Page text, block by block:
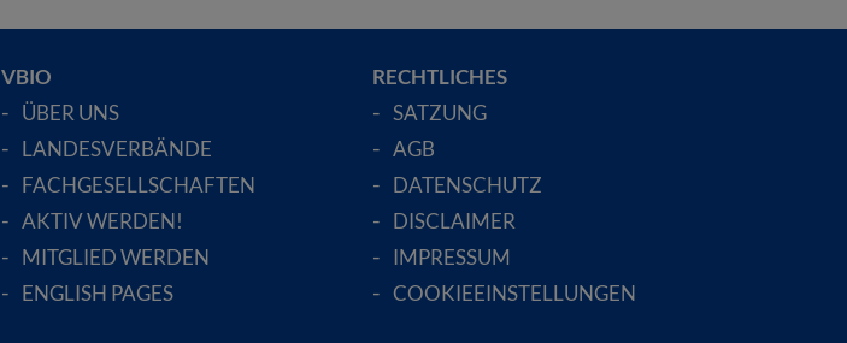
VBIO
ÜBER UNS
LANDESVERBÄNDE
FACHGESELLSCHAFTEN
AKTIV WERDEN!
MITGLIED WERDEN
ENGLISH PAGES
RECHTLICHES
SATZUNG
AGB
DATENSCHUTZ
DISCLAIMER
IMPRESSUM
COOKIEEINSTELLUNGEN